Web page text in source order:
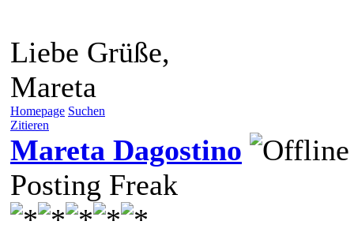
Liebe Grüße,
Mareta
Homepage Suchen
Zitieren
Mareta Dagostino
Posting Freak